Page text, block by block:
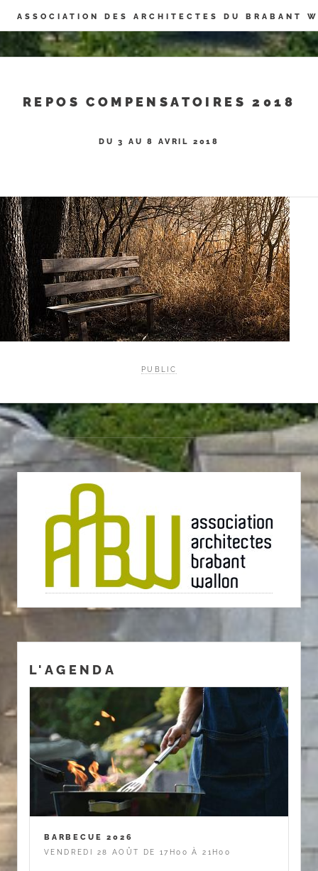
Panneau de gestion des cookies
ASSOCIATION DES ARCHITECTES DU BRABANT
REPOS COMPENSATOIRES 2018
DU 3 AU 8 AVRIL 2018
PUBLIC
L'AGENDA
BARBECUE 2026
VENDREDI 28 AOÛT DE 17H00 À 21H00